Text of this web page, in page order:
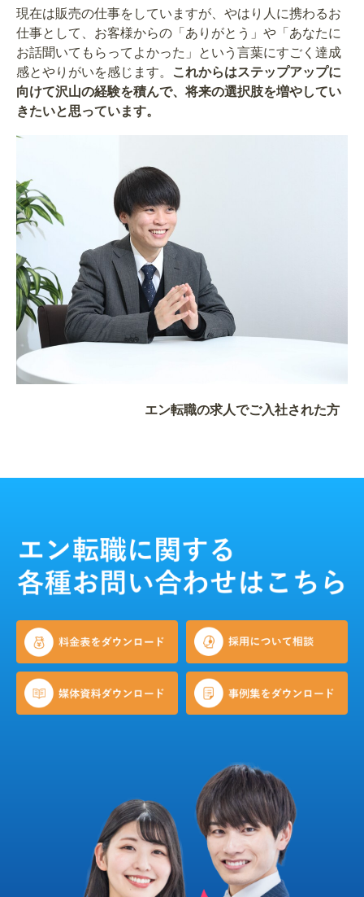
現在は販売の仕事をしていますが、やはり人に携わるお
仕事として、お客様からの「ありがとう」や「あなたに
お話聞いてもらってよかった」という言葉にすごく達成
感とやりがいを感じます。
これからはステップアップに
向けて沢山の経験を積んで、将来の選択肢を増やしてい
きたいと思っています。
エン転職の求人でご入社された方